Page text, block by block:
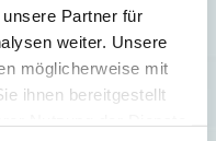
Partner für
weiter. Unsere
möglicherweise mit
ihnen bereitgestellt
organischer
und durch ein
Die Schutzwirkung tritt